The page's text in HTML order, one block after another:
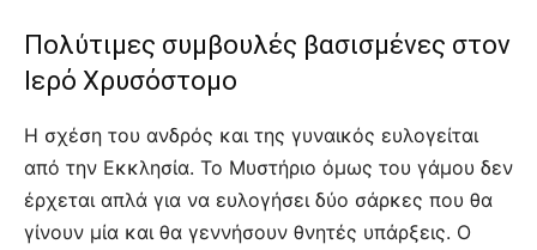
Πολύτιμες συμβουλές βασισμένες στον
Ιερό Χρυσόστομο
Η σχέση του ανδρός και της γυναικός ευλογείται
από την Εκκλησία. Το Μυστήριο όμως του γάμου δεν
έρχεται απλά για να ευλογήσει δύο σάρκες που θα
γίνουν μία και θα γεννήσουν θνητές υπάρξεις. Ο